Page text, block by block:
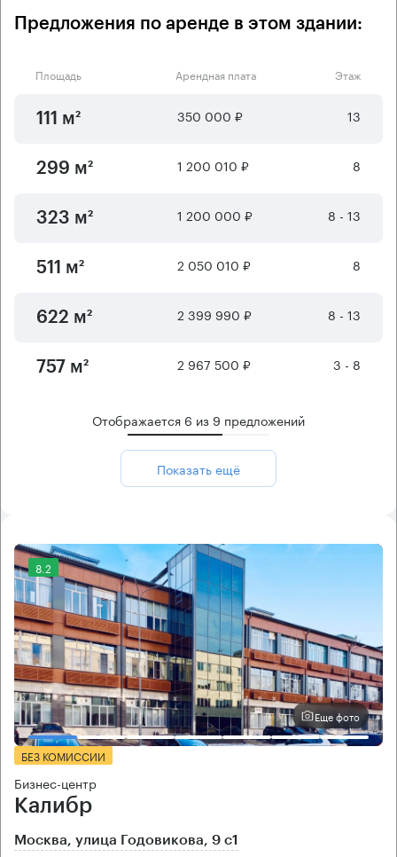
Предложения по аренде в этом здании:
Площадь Арендная плата Этаж
111 м² 350 000 ₽ 13
299 м² 1 200 010 ₽ 8
323 м² 1 200 000 ₽ 8 - 13
511 м² 2 050 010 ₽ 8
622 м² 2 399 990 ₽ 8 - 13
757 м² 2 967 500 ₽ 3 - 8
Отображается 6 из 9 предложений
Показать ещё
8.2
Еще фото
БЕЗ КОМИССИИ
Бизнес-центр
Калибр
Москва, улица Годовикова, 9 с1